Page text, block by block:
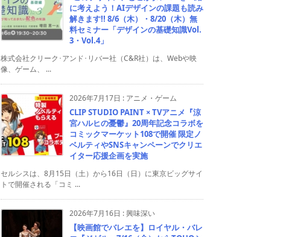
に考えよう！AIデザインの課題も読み
解きます!! 8/6（木）・8/20（木）無
料セミナー「デザインの基礎知識Vol.
3・Vol.4」
株式会社クリーク･アンド･リバー社（C&R社）は、Webや映
像、ゲーム、 ...
2026年7月17日 : アニメ・ゲーム
CLIP STUDIO PAINT × TVアニメ『涼
宮ハルヒの憂鬱』20周年記念コラボを
コミックマーケット108で開催 限定ノ
ベルティやSNSキャンペーンでクリエ
イター応援企画を実施
セルシスは、8月15日（土）から16日（日）に東京ビッグサイ
トで開催される「コミ ...
2026年7月16日 :興味深い
【映画館でバレエを】ロイヤル・バレ